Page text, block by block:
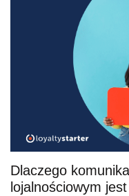
Dlaczego
lojalnościowym